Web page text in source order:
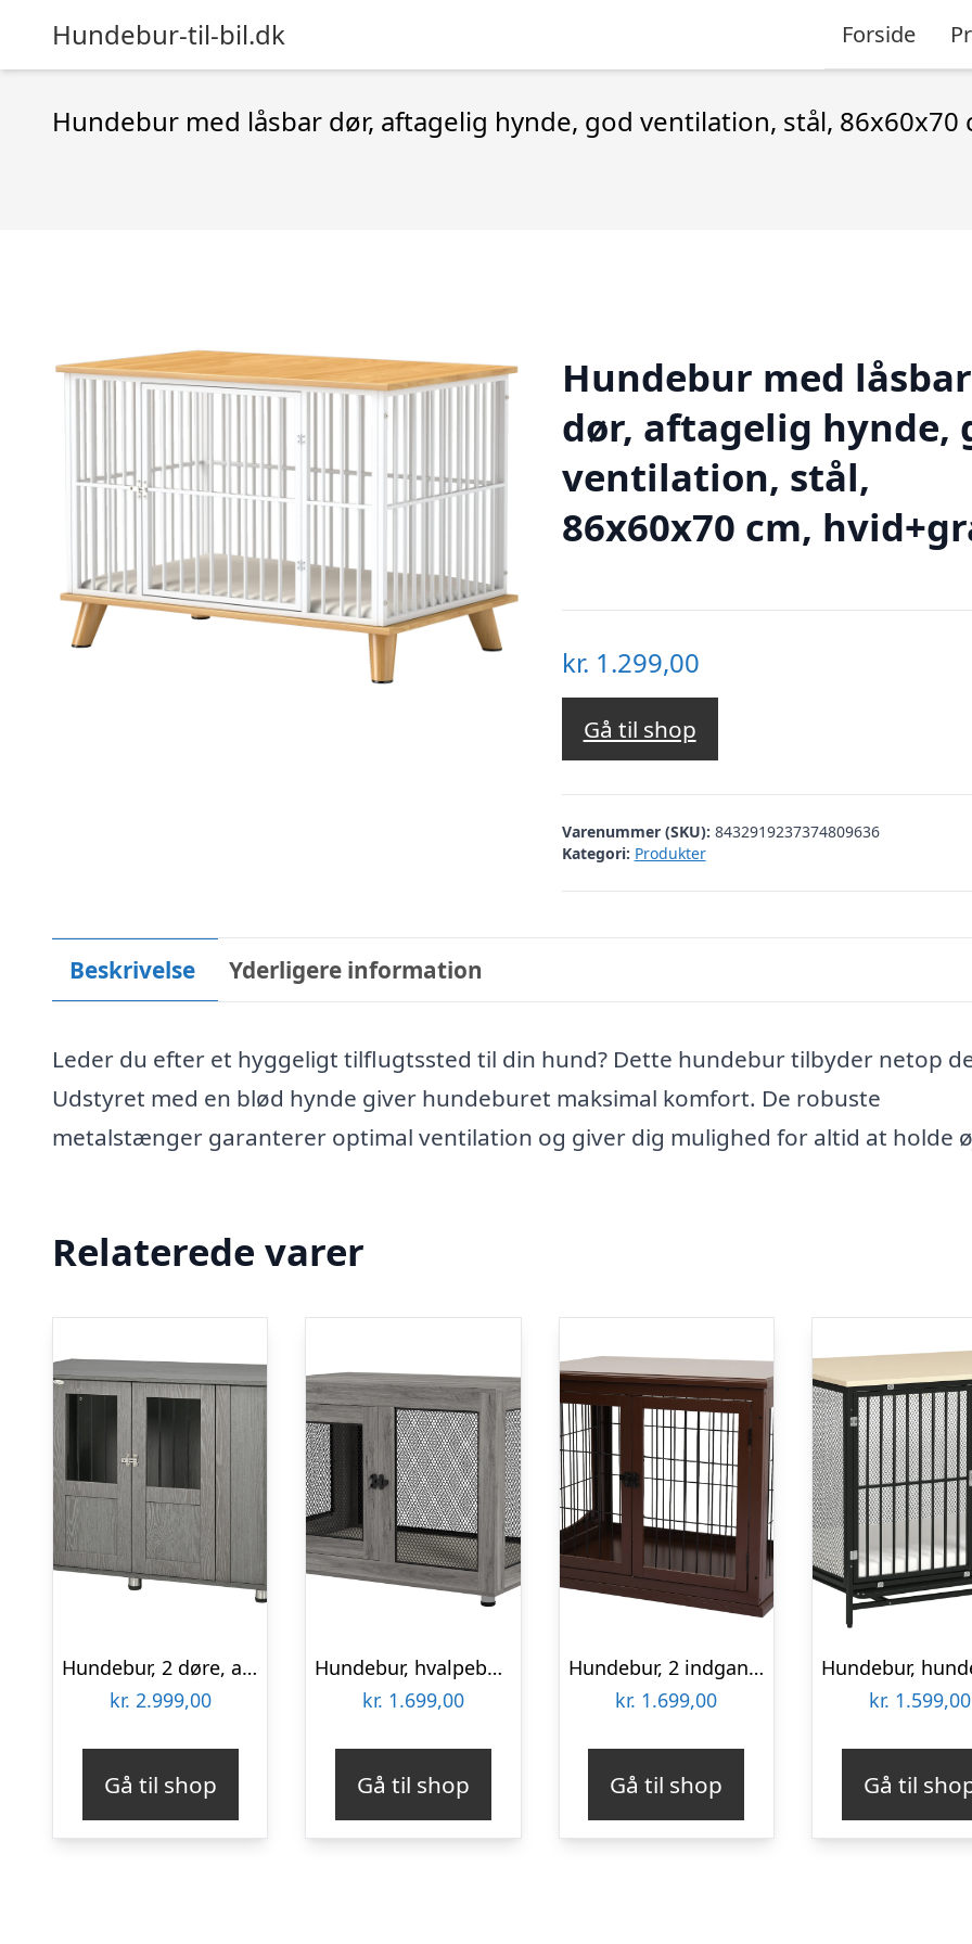
Hundebur-til-bil.dk Forside
Hundebur med låsbar dør, aftagelig hynde, god ventilation, stål, 86x60x70
Hundebur med låsbar
dør, aftagelig hynde,
ventilation, stål,
86x60x70 cm,
kr. 1.299,00
Gå til shop
Varenummer (SKU): 8432919237374809636
Kategori: Produkter
Beskrivelse Yderligere information
Leder du efter et hyggeligt tilflugtssted til din hund? Dette hundebur tilbyder netop
Udstyret med en blød hynde giver hundeburet maksimal komfort. De robuste
metalstænger garanterer optimal ventilation og giver dig mulighed for altid at holde
Relaterede varer
Hundebur, 2 døre, aflåseligt, 116 cm x 60 cm x 87 cm, grå
kr. 2.999,00
Gå til shop
Hundebur, hvalpebur, med opbevaringsplads, vandafvisende hynde, stålnet, justerbare fødder, 94 x 60 x 71,5 cm
kr. 1.699,00
Gå til shop
Hundebur, 2 indgange, aflåseligt, mdf og metal, 58,4 x 81,3 x 66 cm, sort
kr. 1.699,00
Gå til shop
kr. 1.599,00
Gå til